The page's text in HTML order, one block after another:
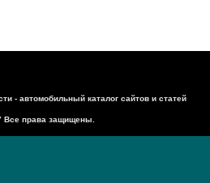
- автомобильный каталог сайтов и статей
Все права защищены.